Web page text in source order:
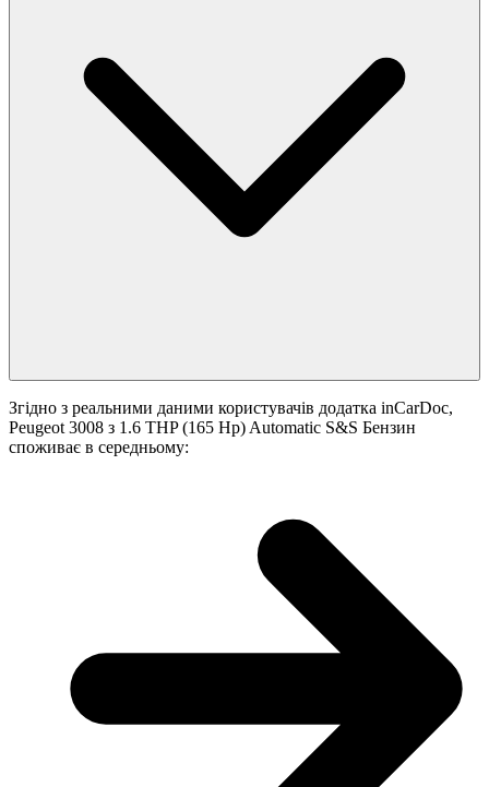
Згідно з реальними даними користувачів додатка inCarDoc,
Peugeot 3008 з 1.6 THP (165 Hp) Automatic S&S Бензин
споживає в середньому: